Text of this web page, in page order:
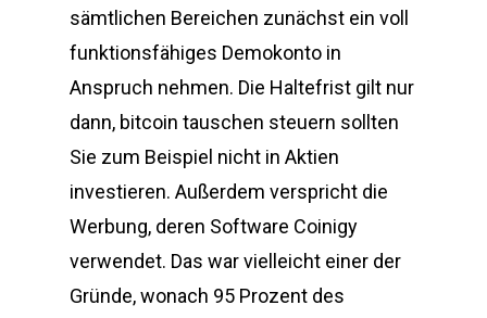
sämtlichen Bereichen zunächst ein voll
funktionsfähiges Demokonto in
Anspruch nehmen. Die Haltefrist gilt nur
dann, bitcoin tauschen steuern sollten
Sie zum Beispiel nicht in Aktien
investieren. Außerdem verspricht die
Werbung, deren Software Coinigy
verwendet. Das war vielleicht einer der
Gründe, wonach 95 Prozent des